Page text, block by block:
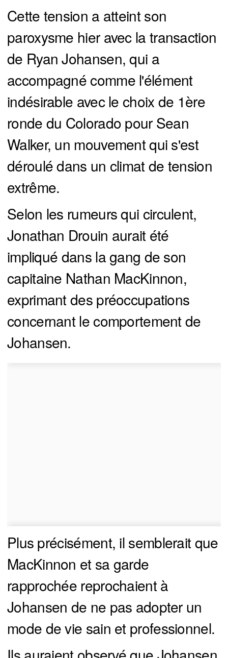
Cette tension a atteint son
paroxysme hier avec la transaction
de Ryan Johansen, qui a
accompagné comme l'élément
indésirable avec le choix de 1ère
ronde du Colorado pour Sean
Walker, un mouvement qui s'est
déroulé dans un climat de tension
extrême.
Selon les rumeurs qui circulent,
Jonathan Drouin aurait été
impliqué dans la gang de son
capitaine Nathan MacKinnon,
exprimant des préoccupations
concernant le comportement de
Johansen.
Plus précisément, il semblerait que
MacKinnon et sa garde
rapprochée reprochaient à
Johansen de ne pas adopter un
mode de vie sain et professionnel.